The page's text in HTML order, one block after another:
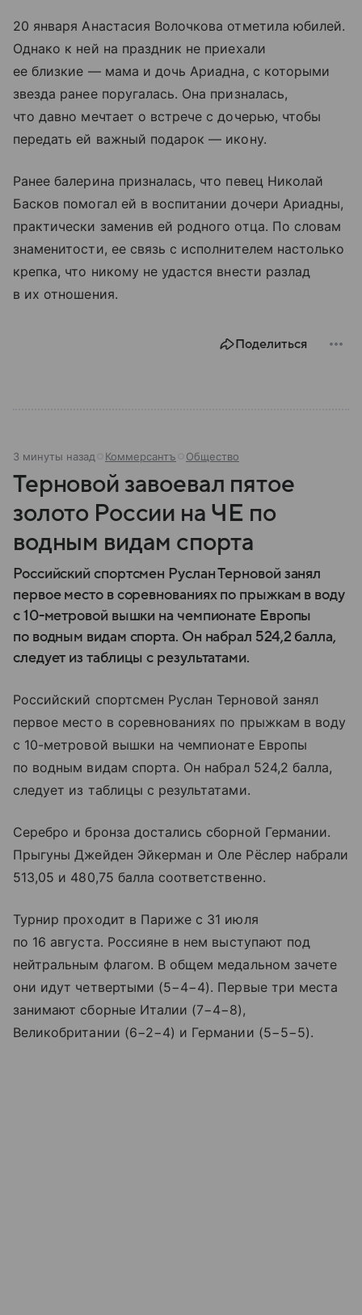
20 января Анастасия Волочкова отметила юбилей.
Однако к ней на праздник не приехали
ее близкие — мама и дочь Ариадна, с которыми
звезда ранее поругалась. Она призналась,
что давно мечтает о встрече с дочерью, чтобы
передать ей важный подарок — икону.
Ранее балерина призналась, что певец Николай
Басков помогал ей в воспитании дочери Ариадны,
практически заменив ей родного отца. По словам
знаменитости, ее связь с исполнителем настолько
крепка, что никому не удастся внести разлад
в их отношения.
Поделиться
3 минуты назад Коммерсантъ Общество
Терновой завоевал пятое
золото России на ЧЕ по
водным видам спорта
Российский спортсмен Руслан Терновой занял
первое место в соревнованиях по прыжкам в воду
с 10-метровой вышки на чемпионате Европы
по водным видам спорта. Он набрал 524,2 балла,
следует из таблицы с результатами.
Российский спортсмен Руслан Терновой занял
первое место в соревнованиях по прыжкам в воду
с 10-метровой вышки на чемпионате Европы
по водным видам спорта. Он набрал 524,2 балла,
следует из таблицы с результатами.
Серебро и бронза достались сборной Германии.
Прыгуны Джейден Эйкерман и Оле Рёслер набрали
513,05 и 480,75 балла соответственно.
Турнир проходит в Париже с 31 июля
по 16 августа. Россияне в нем выступают под
нейтральным флагом. В общем медальном зачете
они идут четвертыми (5−4−4). Первые три места
занимают сборные Италии (7−4−8),
Великобритании (6−2−4) и Германии (5−5−5).